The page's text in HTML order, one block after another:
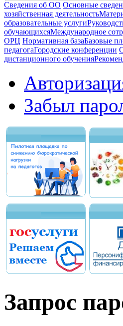
Сведения об ОО Основные
хозяйственная деятельность
образовательные услуги
обучающихсяМеждународное
ОРЦ Нормативная базаБазовые
педагогаГородские конференции
дистанционного обучения
Забыл
Запрос